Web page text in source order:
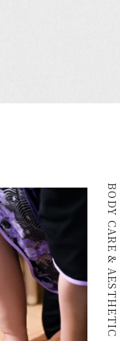
BODY CARE & AESTHETIC